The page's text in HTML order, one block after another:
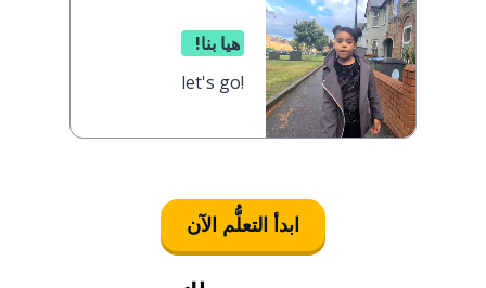
هيا بنا!
let's go!
ابدأ التعلُّم الآن